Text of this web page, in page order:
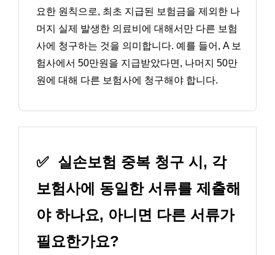
요한 원칙으로, 최초 지급된 보험금을 제외한 나
머지 실제 발생한 의료비에 대해서만 다른 보험
사에 청구하는 것을 의미합니다. 예를 들어, A 보
험사에서 50만원을 지급받았다면, 나머지 50만
원에 대해 다른 보험사에 청구해야 합니다.
✅ 실손보험 중복 청구 시, 각
보험사에 동일한 서류를 제출해
야 하나요, 아니면 다른 서류가
필요한가요?